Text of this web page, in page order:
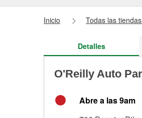
Inicio Todas las
Detalles
O'Reilly Auto
Abre a las 9am